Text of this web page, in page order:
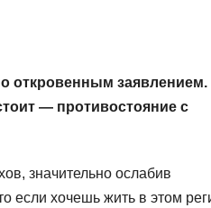
откровенным
— противостояние с
значительно ослабив
если хочешь жить в этом